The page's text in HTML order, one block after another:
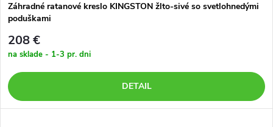
Záhradné ratanové kreslo KINGSTON žlto-sivé so svetlohnedými
poduškami
208 €
na sklade - 1-3 pr. dni
DETAIL